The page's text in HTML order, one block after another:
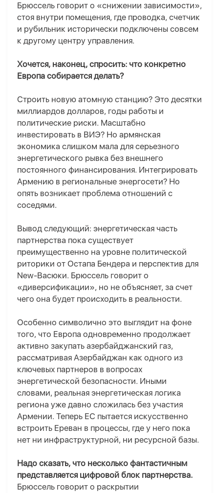
Брюссель говорит о «снижении зависимости»,
стоя внутри помещения, где проводка, счетчик
и рубильник исторически подключены совсем
к другому центру управления.
Хочется, наконец, спросить: что конкретно
Европа собирается делать?
Строить новую атомную станцию? Это десятки
миллиардов долларов, годы работы и
политические риски. Масштабно
инвестировать в ВИЭ? Но армянская
экономика слишком мала для серьезного
энергетического рывка без внешнего
постоянного финансирования. Интегрировать
Армению в региональные энергосети? Но
опять возникает проблема отношений с
соседями.
Вывод следующий: энергетическая часть
партнерства пока существует
преимущественно на уровне политической
риторики от Остапа Бендера и перспектив для
New-Васюки. Брюссель говорит о
«диверсификации», но не объясняет, за счет
чего она будет происходить в реальности.
Особенно символично это выглядит на фоне
того, что Европа одновременно продолжает
активно закупать азербайджанский газ,
рассматривая Азербайджан как одного из
ключевых партнеров в вопросах
энергетической безопасности. Иными
словами, реальная энергетическая логика
региона уже давно сложилась без участия
Армении. Теперь ЕС пытается искусственно
встроить Ереван в процессы, где у него пока
нет ни инфраструктурной, ни ресурсной базы.
Надо сказать, что несколько фантастичным
представляется цифровой блок партнерства.
Брюссель говорит о раскрытии